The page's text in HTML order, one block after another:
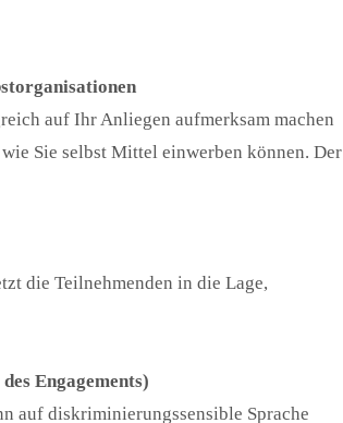
auf Ihr Anliegen aufmerksam machen
Sie selbst Mittel einwerben können. Der
die Teilnehmenden in die Lage,
Engagements)
auf diskriminierungssensible Sprache